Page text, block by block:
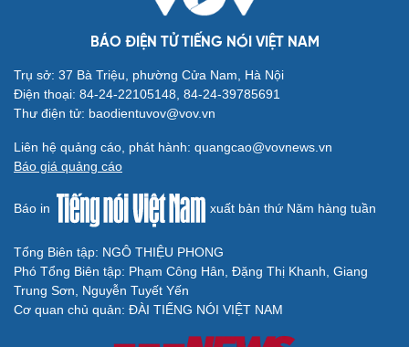
BÁO ĐIỆN TỬ TIẾNG NÓI VIỆT NAM
Trụ sở: 37 Bà Triệu, phường Cửa Nam, Hà Nội
Điện thoại: 84-24-22105148, 84-24-39785691
Thư điện tử: baodientuvov@vov.vn
Liên hệ quảng cáo, phát hành: quangcao@vovnews.vn
Báo giá quảng cáo
Báo in xuất bản thứ Năm hàng tuần
Tổng Biên tập: NGÔ THIỆU PHONG
Phó Tổng Biên tập: Phạm Công Hân, Đặng Thị Khanh, Giang
Trung Sơn, Nguyễn Tuyết Yến
Cơ quan chủ quản: ĐÀI TIẾNG NÓI VIỆT NAM